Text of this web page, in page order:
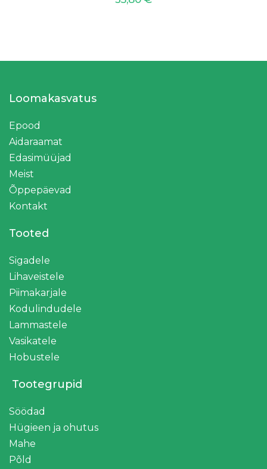
Loomakasvatus
Epood
Aidaraamat
Edasimüüjad
Meist
Õppepäevad
Kontakt
Tooted
Sigadele
Lihaveistele
Piimakarjale
Kodulindudele
Lammastele
Vasikatele
Hobustele
Tootegrupid
Söödad
Hügieen ja ohutus
Mahe
Põld